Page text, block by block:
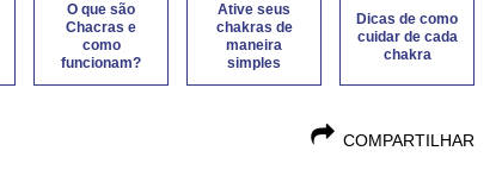
O que são
Chacras e
como
funcionam?
Ative seus
chakras de
maneira
simples
Dicas de como
cuidar de cada
chakra
COMPARTILHAR